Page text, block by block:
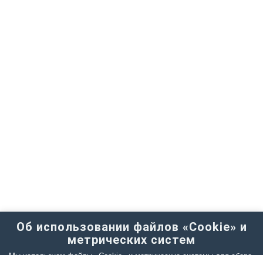
Об использовании файлов «Cookie» и
метрических систем